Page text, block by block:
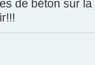
de béton sur